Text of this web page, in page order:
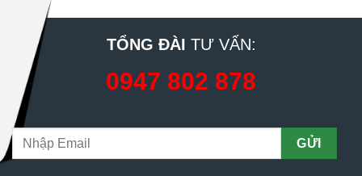
TỔNG ĐÀI TƯ VẤN:
0947 802 878